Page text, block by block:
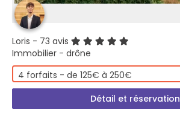
Loris - 73 avis
Immobilier - drône
4 forfaits - de 125€ à 250€
Détail et réservation